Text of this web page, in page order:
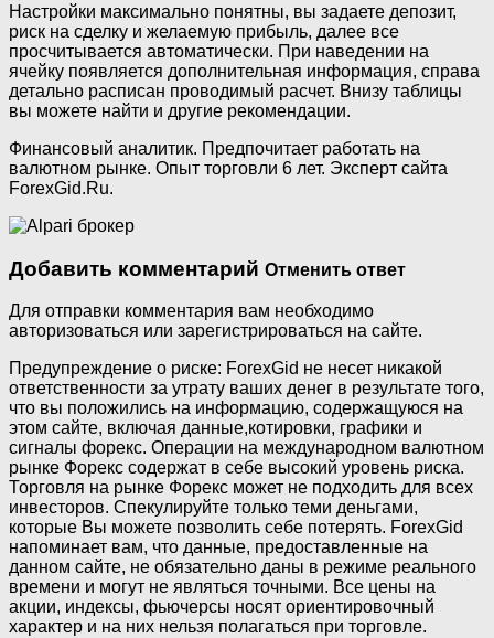
Настройки максимально понятны, вы задаете депозит,
риск на сделку и желаемую прибыль, далее все
просчитывается автоматически. При наведении на
ячейку появляется дополнительная информация, справа
детально расписан проводимый расчет. Внизу таблицы
вы можете найти и другие рекомендации.
Финансовый аналитик. Предпочитает работать на
валютном рынке. Опыт торговли 6 лет. Эксперт сайта
ForexGid.Ru.
Добавить комментарий Отменить ответ
Для отправки комментария вам необходимо
авторизоваться или зарегистрироваться на сайте.
Предупреждение о риске: ForexGid не несет никакой
ответственности за утрату ваших денег в результате того,
что вы положились на информацию, содержащуюся на
этом сайте, включая данные,котировки, графики и
сигналы форекс. Операции на международном валютном
рынке Форекс содержат в себе высокий уровень риска.
Торговля на рынке Форекс может не подходить для всех
инвесторов. Спекулируйте только теми деньгами,
которые Вы можете позволить себе потерять. ForexGid
напоминает вам, что данные, предоставленные на
данном сайте, не обязательно даны в режиме реального
времени и могут не являться точными. Все цены на
акции, индексы, фьючерсы носят ориентировочный
характер и на них нельзя полагаться при торговле.